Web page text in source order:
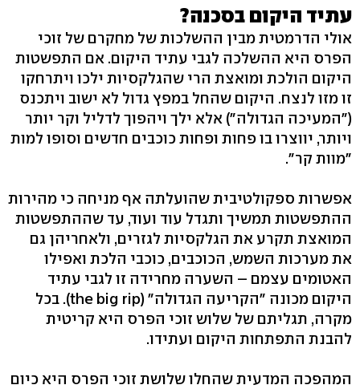
עתיד היקום בסכנה?
אולי הדרמטית מבין ההשלכות של מחקרם של זוכי
הפרס היא ההשלכה לגבי עתיד היקום. אם התפשטות
היקום הולכת ומואצת הרי שהגלקסיות ילכו ויתרחקו
זו מזו לנצח. היקום שהחל במפץ גדול לא ישוב ויתכנס
("המעיכה הגדולה") אלא ילך ויהפוך לדליל וקר יותר
ויותר, יווצרו בו פחות ופחות כוכבים חדשים וסופו למות
"מוות קר".
אפשרות ספקולטיבית שהועלתה אף מניחה כי מהירות
ההתפשטות תמשיך ותגדל עוד ועוד, עד שההתפשטות
המואצת תקרע את הגלקסיות לגזרים, ולאחריהן גם
את מערכות השמש, הכוכבים, כוכבי הלכת ואפילו
האטומים עצמם – השערה מחרידה זו לגבי עתיד
היקום מכונה "הקריעה הגדולה" (the big rip). בכל
מקרה, תגליתם של שלוש זוכי הפרס היא קריטית
להבנת התפתחות היקום ועתידו.
המהפכה המדעית שהחלו שלושת זוכי הפרס היא כיום